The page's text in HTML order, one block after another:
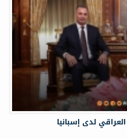
لدى إسبانيا